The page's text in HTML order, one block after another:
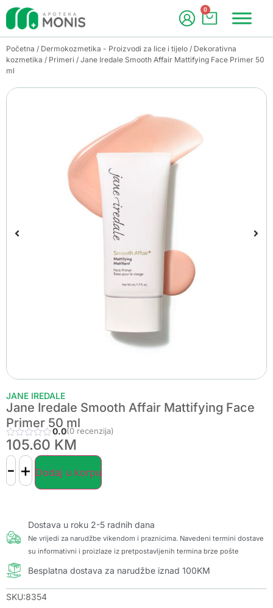
0
Početna / Dermokozmetika - Proizvodi za lice i tijelo / Dekorativna
kozmetika / Primeri / Jane Iredale Smooth Affair Mattifying Face Primer 50
ml
JANE IREDALE
Jane Iredale Smooth Affair Mattifying Face
Primer 50 ml
0.0(0 recenzija)
105.60 KM
- + Dodaj u korpu
Dostava u roku 2-5 radnih dana
Ne vrijedi za narudžbe vikendom i praznicima. Navedeni termini dostave
su informativni i proizlaze iz pretpostavljenih termina brze pošte
Besplatna dostava za narudžbe iznad 100KM
SKU:8354